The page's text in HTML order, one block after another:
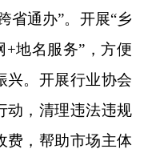
省通办”。开展“乡
+地名服务”，方便
兴。开展行业协会
动，清理违法违规
费，帮助市场主体